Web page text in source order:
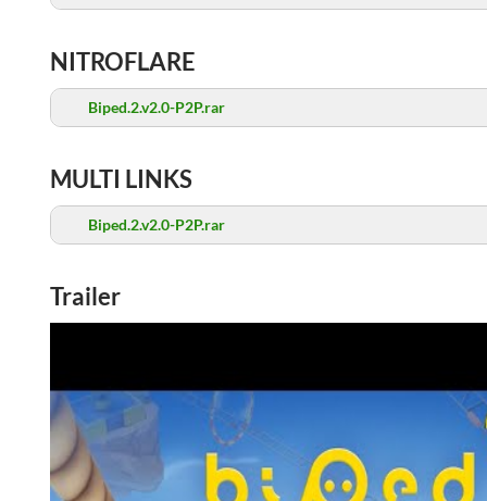
NITROFLARE
Biped.2.v2.0-P2P.rar
MULTI LINKS
Biped.2.v2.0-P2P.rar
Trailer